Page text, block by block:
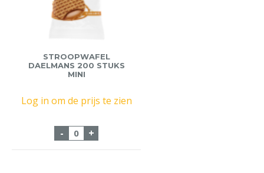
STROOPWAFEL
DAELMANS 200 STUKS
MINI
Log in om de prijs te zien
- Stroopwafel Daelmans 200 stuks Mini
+